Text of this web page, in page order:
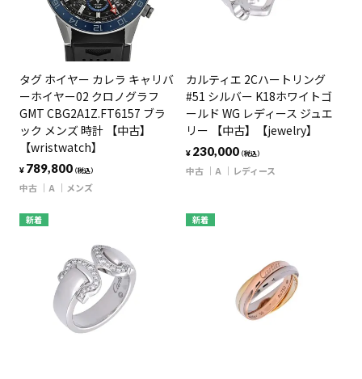
タグ ホイヤー カレラ キャリバ
ーホイヤー02 クロノグラフ
GMT CBG2A1Z.FT6157 ブラ
ック メンズ 時計 【中古】
【wristwatch】
¥ 789,800（税込）
中古 A メンズ
カルティエ 2Cハートリング
#51 シルバー K18ホワイトゴ
ールド WG レディース ジュエ
リー 【中古】【jewelry】
¥ 230,000（税込）
中古 A レディース
新着 新着